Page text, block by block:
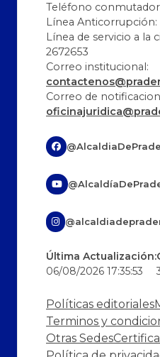
Teléfono
Línea Anticorrupción:
Línea de servicio a la
2672653
Correo institucional:
Correo de
Última Actualización:
06/08/2026 17:35:53
Políticas editoriales
Terminos y
Otras Sedes